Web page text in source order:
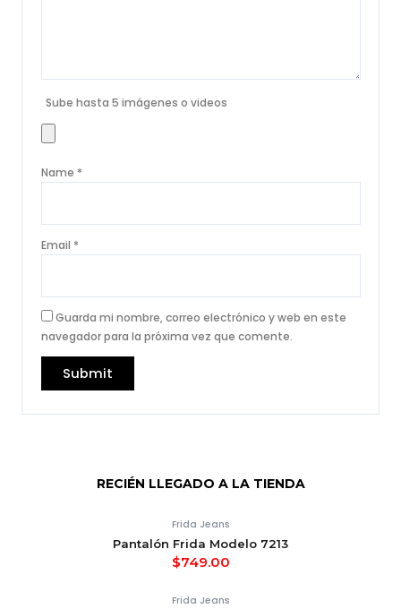
Sube hasta 5 imágenes o videos
Name *
Email *
Guarda mi nombre, correo electrónico y web en este
navegador para la próxima vez que comente.
RECIÉN LLEGADO A LA TIENDA
Frida Jeans
Pantalón Frida Modelo 7213
$749.00
Frida Jeans